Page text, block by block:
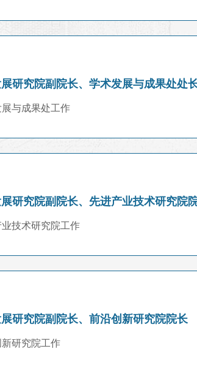
研究院副院长、学术发展与成果处处
与成果处工作
研究院副院长、先进产业技术研究院
技术研究院工作
研究院副院长、前沿创新研究院院长
研究院工作